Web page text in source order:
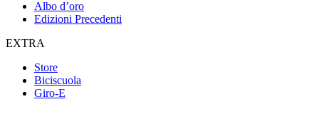
Albo d’oro
Edizioni Precedenti
EXTRA
Store
Biciscuola
Giro-E